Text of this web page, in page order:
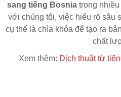
sang tiếng Bosniatrong nhiều
với chúng tôi, việc hiểu rõ sâu
cụ thể là chìa khóa để tạo ra
chất
Xem thêm: Dịch thuật từ